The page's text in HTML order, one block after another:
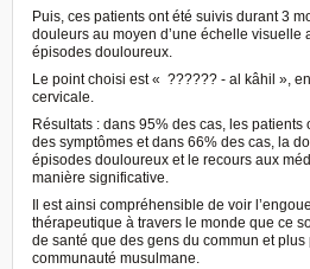
Puis, ces patients ont été suivis durant 3
douleurs au moyen d’une échelle visuelle
épisodes douloureux.
Le point choisi est « ?????? - al kâhil »,
cervicale.
Résultats : dans 95% des cas, les
des symptômes et dans 66% des cas, la
épisodes douloureux et le recours aux
manière significative.
Il est ainsi compréhensible de voir
thérapeutique à travers le monde que ce
de santé que des gens du commun et
communauté musulmane.